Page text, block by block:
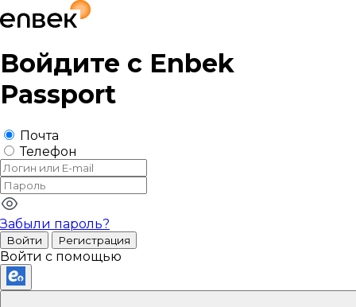
Войдите с Enbek
Passport
Почта
Телефон
Забыли пароль?
Войти Регистрация
Войти с помощью